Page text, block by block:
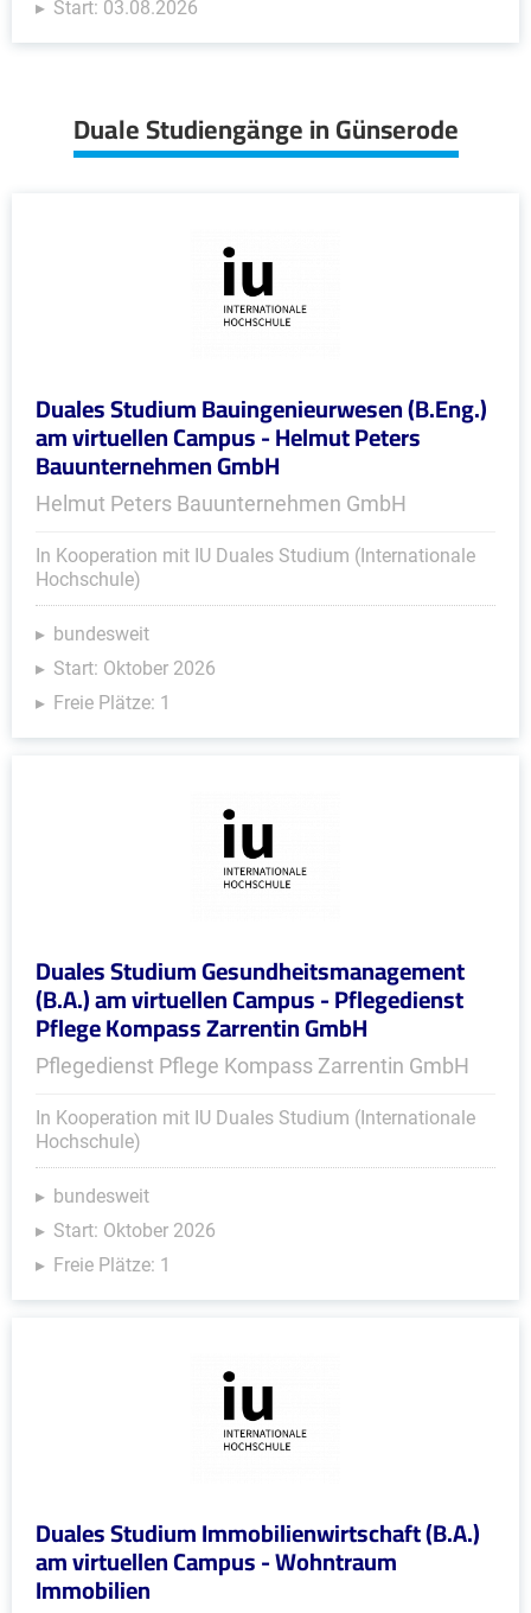
Start: 03.08.2026
Duale Studiengänge in Günserode
Duales Studium Bauingenieurwesen (B.Eng.)
am virtuellen Campus - Helmut Peters
Bauunternehmen GmbH
Helmut Peters Bauunternehmen GmbH
In Kooperation mit IU Duales Studium (Internationale
Hochschule)
bundesweit
Start: Oktober 2026
Freie Plätze: 1
Duales Studium Gesundheitsmanagement
(B.A.) am virtuellen Campus - Pflegedienst
Pflege Kompass Zarrentin GmbH
Pflegedienst Pflege Kompass Zarrentin GmbH
In Kooperation mit IU Duales Studium (Internationale
Hochschule)
bundesweit
Start: Oktober 2026
Freie Plätze: 1
Duales Studium Immobilienwirtschaft (B.A.)
am virtuellen Campus - Wohntraum
Immobilien